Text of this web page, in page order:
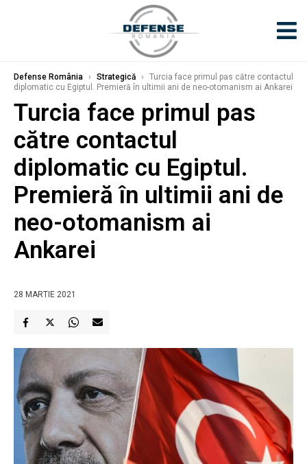
Defense România › Strategică ›
Turcia face primul pas către contactul
diplomatic cu Egiptul. Premieră în ultimii ani de neo-otomanism ai Ankarei
Turcia face primul pas
către contactul
diplomatic cu Egiptul.
Premieră în ultimii ani de
neo-otomanism ai
Ankarei
28 MARTIE 2021